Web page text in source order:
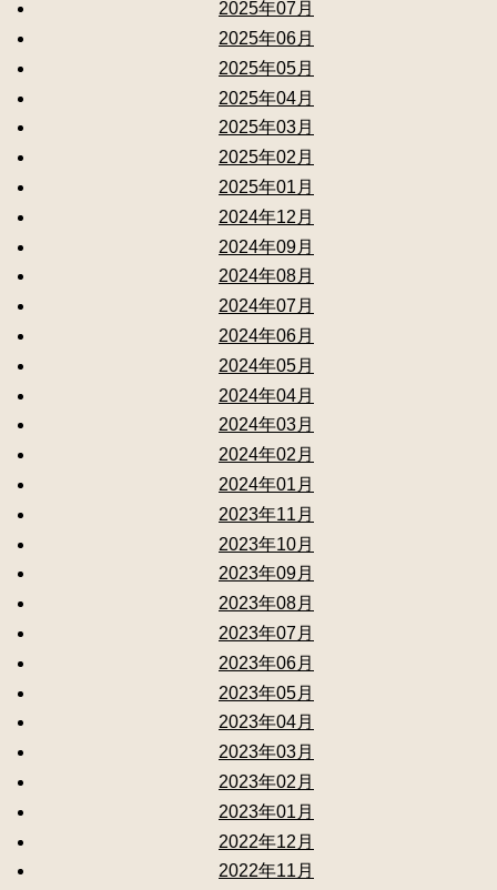
2025年07月
2025年06月
2025年05月
2025年04月
2025年03月
2025年02月
2025年01月
2024年12月
2024年09月
2024年08月
2024年07月
2024年06月
2024年05月
2024年04月
2024年03月
2024年02月
2024年01月
2023年11月
2023年10月
2023年09月
2023年08月
2023年07月
2023年06月
2023年05月
2023年04月
2023年03月
2023年02月
2023年01月
2022年12月
2022年11月